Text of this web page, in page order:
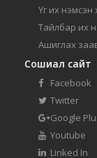
Үг их нэмсэн
Тайлбар их
Ашиглах
Сошиал сайт
Facebook
Twitter
Google
Youtube
Linked In